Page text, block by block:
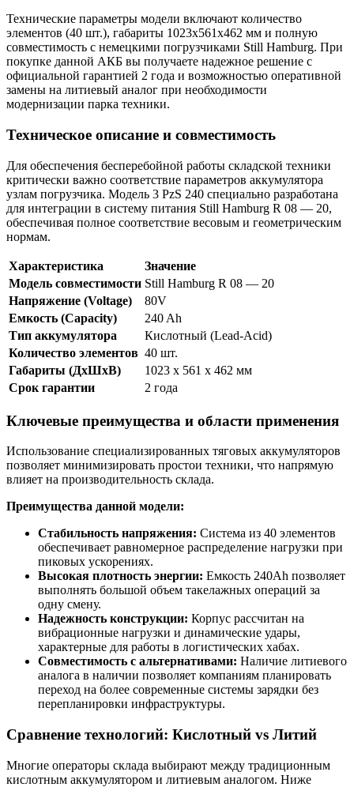
Технические параметры модели включают количество
элементов (40 шт.), габариты 1023x561x462 мм и полную
совместимость с немецкими погрузчиками Still Hamburg. При
покупке данной АКБ вы получаете надежное решение с
официальной гарантией 2 года и возможностью оперативной
замены на литиевый аналог при необходимости
модернизации парка техники.
Техническое описание и совместимость
Для обеспечения бесперебойной работы складской техники
критически важно соответствие параметров аккумулятора
узлам погрузчика. Модель 3 PzS 240 специально разработана
для интеграции в систему питания Still Hamburg R 08 — 20,
обеспечивая полное соответствие весовым и геометрическим
нормам.
Характеристика
Значение
Модель совместимости Still Hamburg R 08 — 20
Напряжение (Voltage)
80V
Емкость (Capacity)
240 Ah
Тип аккумулятора
Кислотный (Lead-Acid)
Количество элементов 40 шт.
Габариты (ДхШхВ)
1023 x 561 x 462 мм
Срок гарантии
2 года
Ключевые преимущества и области применения
Использование специализированных тяговых аккумуляторов
позволяет минимизировать простои техники, что напрямую
влияет на производительность склада.
Преимущества данной модели:
Стабильность напряжения: Система из 40 элементов
обеспечивает равномерное распределение нагрузки при
пиковых ускорениях.
Высокая плотность энергии: Емкость 240Ah позволяет
выполнять большой объем такелажных операций за
одну смену.
Надежность конструкции: Корпус рассчитан на
вибрационные нагрузки и динамические удары,
характерные для работы в логистических хабах.
Совместимость с альтернативами: Наличие литиевого
аналога в наличии позволяет компаниям планировать
переход на более современные системы зарядки без
перепланировки инфраструктуры.
Сравнение технологий: Кислотный vs Литий
Многие операторы склада выбирают между традиционным
кислотным аккумулятором и литиевым аналогом. Ниже